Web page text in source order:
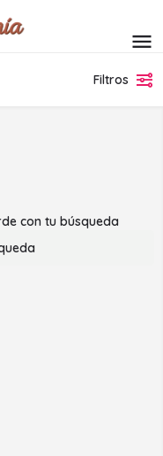
Filtros
con tu búsqueda